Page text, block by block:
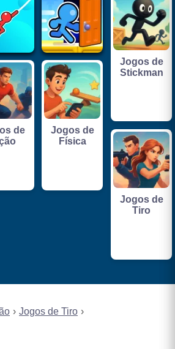
Jogos de Tiro
Jogos de
Stickman
de
Jogos de
Física
Jogos de
Tiro